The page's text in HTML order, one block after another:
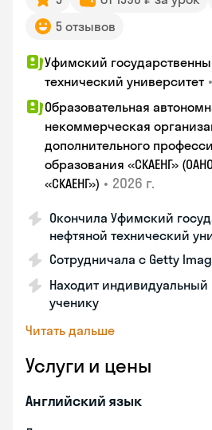
5 отзывов
Уфимский
технический университет •
Образовательная
некоммерческая
дополнительного
образования «СКАЕНГ»
«СКАЕНГ») • 2026 г.
Окончила Уфимский
нефтяной технический
Сотрудничала с Getty
Находит
ученику
Читать дальше
Услуги и цены
Английский язык